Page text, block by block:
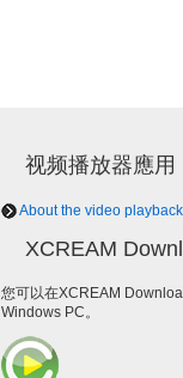
视频播放器應用
About the video
XCREAM
您可以在XCREAM
Windows PC。